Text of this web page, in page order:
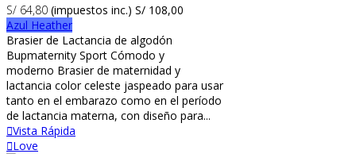
S/ 64,80 (impuestos inc.) S/ 108,00
Azul Heather
Brasier de Lactancia de algodón
Bupmaternity Sport Cómodo y
moderno Brasier de maternidad y
lactancia color celeste jaspeado para usar
tanto en el embarazo como en el período
de lactancia materna, con diseño para...
Vista Rápida
Love